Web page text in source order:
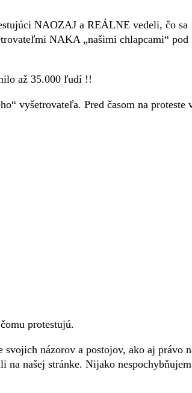
NAOZAJ a REÁLNE vedeli, čo sa
NAKA „našimi chlapcami“ pod
až 35.000 ľudí !!
vyšetrovateľa. Pred časom na proteste
protestujú.
názorov a postojov, ako aj právo
na našej stránke. Nijako nespochybňujem